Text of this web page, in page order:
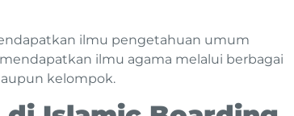
ilmu pengetahuan umum
ilmu agama melalui berbagai
kelompok.